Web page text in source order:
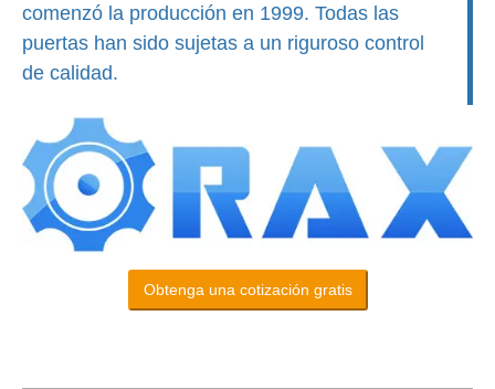
comenzó la producción en 1999. Todas las
puertas han sido sujetas a un riguroso control
de calidad.
Obtenga una cotización gratis